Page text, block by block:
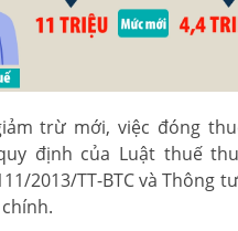
trừ mới, việc đóng
định của Luật thuế
2013/TT-BTC và Thông